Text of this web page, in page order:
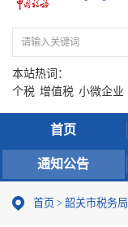
本站热词：
个税 增值税 小微企业
首页
通知公告
首页 > 韶关市税务局